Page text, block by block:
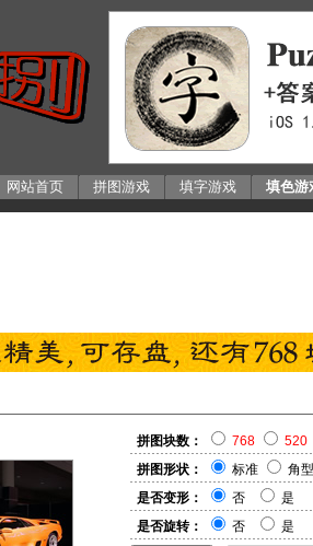
网站首页 拼图游戏 填字游戏 填色游
拼图块数： 768
520
拼图形状：
标准
角型
是否变形：
否
是
是否旋转：
否 是